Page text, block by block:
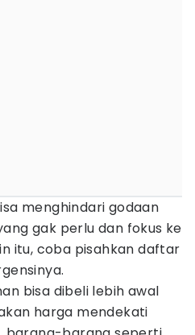
menghindari godaan
gak perlu dan fokus ke
itu, coba pisahkan daftar
bisa dibeli lebih awal
harga mendekati